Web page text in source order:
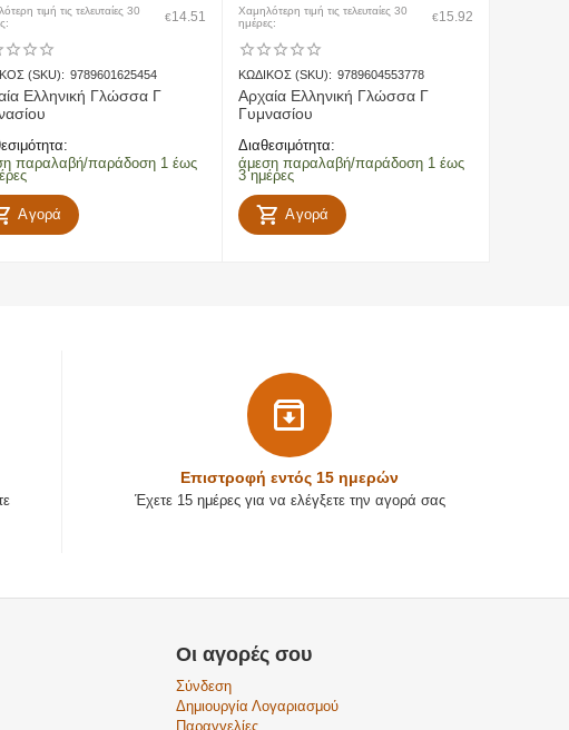
τιμή τις τελευταίες 30
€14.51
(SKU): 9789601625454
Ελληνική Γλώσσα Γ
παραλαβή/παράδοση 1 έως
Αγορά
Χαμηλότερη τιμή τις τελευταίες 30
ημέρες:
€15.92
ΚΩΔΙΚΟΣ (SKU): 9789604553778
Αρχαία Ελληνική Γλώσσα Γ
Γυμνασίου
Διαθεσιμότητα:
άμεση παραλαβή/παράδοση 1 έως
3 ημέρες
Αγορά
Επιστρoφή εντός 15 ημερών
Έχετε 15 ημέρες για να ελέγξετε την αγορά σας
Οι αγορές σου
Σύνδεση
Δημιουργία Λογαριασμού
Παραγγελίες